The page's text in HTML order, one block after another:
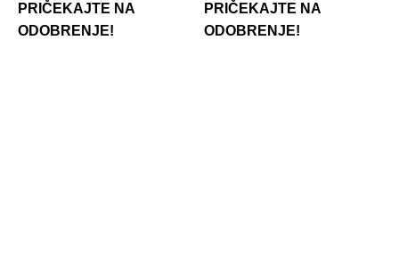
PRIČEKAJTE NA
ODOBRENJE!
PRIČEKAJTE NA
ODOBRENJE!